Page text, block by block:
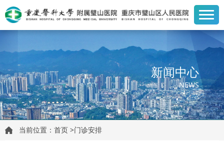
新闻中心
NEWS
当前位置： 首页 >门诊安排